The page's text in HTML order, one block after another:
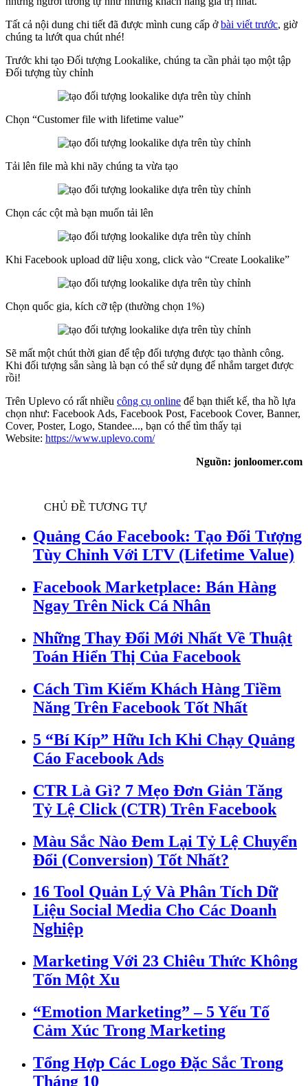
Tất cả nội dung chi tiết đã được mình cung cấp ởbài viết trước, giờ
chúng ta lướt qua chút nhé!
Trước khi tạo Đối tượng Lookalike, chúng ta cần phải tạo một tập
Đối tượng tùy chỉnh
Chọn “Customer file with lifetime value”
Tải lên file mà khi nãy chúng ta vừa tạo
Chọn các cột mà bạn muốn tải lên
Khi Facebook upload dữ liệu xong, click vào “Create Lookalike”
Chọn quốc gia, kích cỡ tệp (thường chọn 1%)
Sẽ mất một chút thời gian để tệp đối tượng được tạo thành công.
Khi đối tượng sẵn sàng là bạn có thể sử dụng để nhắm target được
rồi!
Trên Uplevo có rất nhiều công cụ online để bạn thiết kế, tha hồ lựa
chọn như: Facebook Ads, Facebook Post, Facebook Cover, Banner,
Cover, Poster, Logo, Standee..., bạn có thể tìm thấy tại
Website: https://www.uplevo.com/
Nguồn: jonloomer.com
CHỦ ĐỀ TƯƠNG TỰ
Quảng Cáo Facebook: Tạo Đối Tượng
Tùy Chỉnh Với LTV (Lifetime Value)
Facebook Marketplace: Bán Hàng
Ngay Trên Nick Cá Nhân
Những Thay Đổi Mới Nhất Về Thuật
Toán Hiển Thị Của Facebook
Cách Tìm Kiếm Khách Hàng Tiềm
Năng Trên Facebook Tốt Nhất
5 “Bí Kíp” Hữu Ich Khi Chạy Quảng
Cáo Facebook Ads
CTR Là Gì? 7 Mẹo Đơn Giản Tăng
Tỷ Lệ Click (CTR) Trên Facebook
Màu Sắc Nào Đem Lại Tỷ Lệ Chuyển
Đổi (Conversion) Tốt Nhất?
16 Tool Quản Lý Và Phân Tích Dữ
Liệu Social Media Cho Các Doanh
Nghiệp
Marketing Với 23 Chiêu Thức Không
Tốn Một Xu
“Emotion Marketing” – 5 Yếu Tố
Cảm Xúc Trong Marketing
Tổng Hợp Các Logo Đặc Sắc Trong
Tháng 10